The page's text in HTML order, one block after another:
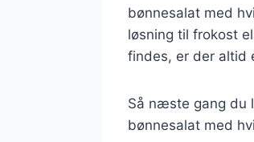
bønnesalat med
løsning til frokost
findes, er der altid
Så næste gang du
bønnesalat med